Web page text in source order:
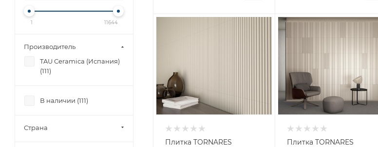
Плитка TORNARES
Плитка TORNARES
1 11644
Производитель
TAU Ceramica (Испания)
(111)
В наличии (111)
Страна